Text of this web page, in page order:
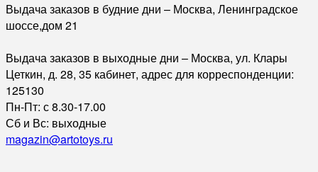
Выдача заказов в будние дни – Москва, Ленинградское
шоссе,дом 21
Выдача заказов в выходные дни – Москва, ул. Клары
Цеткин, д. 28, 35 кабинет, адрес для корреспонденции:
125130
Пн-Пт: с 8.30-17.00
Сб и Вс: выходные
magazin@artotoys.ru